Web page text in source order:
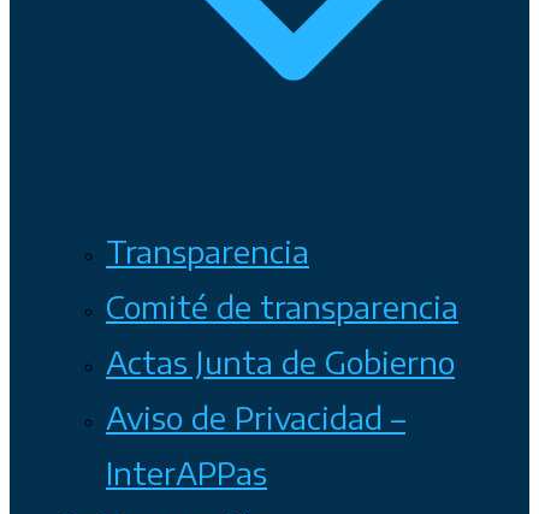
Transparencia
Comité de transparencia
Actas Junta de Gobierno
Aviso de Privacidad –
InterAPPas